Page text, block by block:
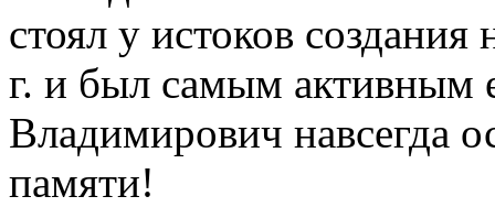
стоял у истоков
г. и был самым активным
Владимирович навсегда
памяти!